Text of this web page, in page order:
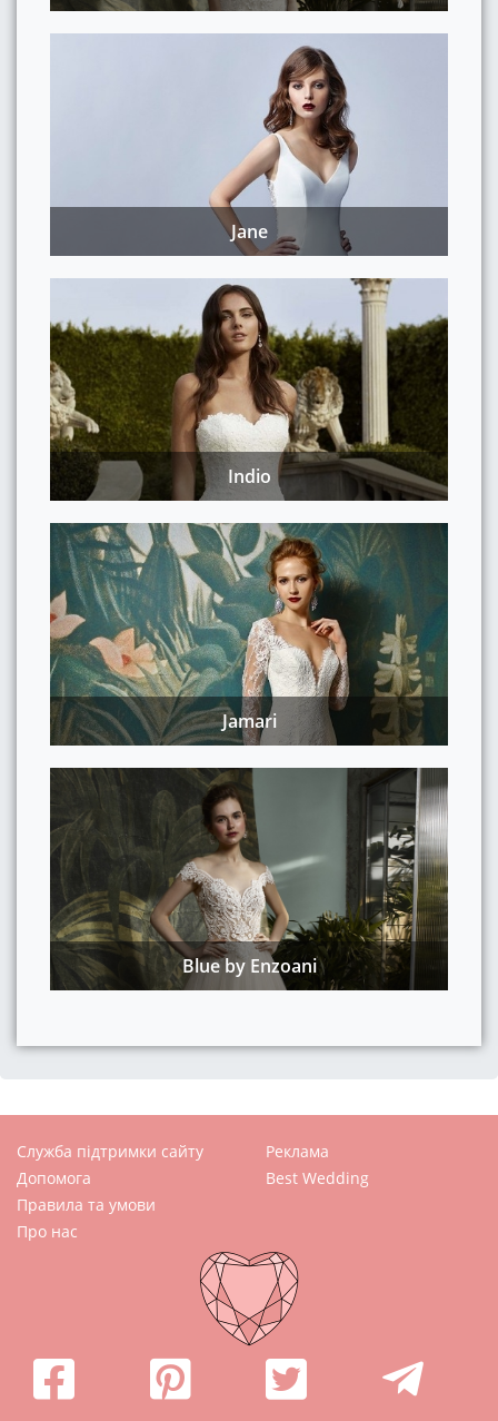
Jane
Indio
Jamari
Blue by Enzoani
Служба підтримки сайту
Допомога
Правила та умови
Про нас
Реклама
Best Wedding